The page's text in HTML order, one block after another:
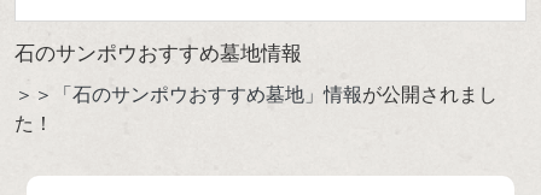
石のサンポウおすすめ墓地情報
＞＞「石のサンポウおすすめ墓地」情報が公開されまし
た！